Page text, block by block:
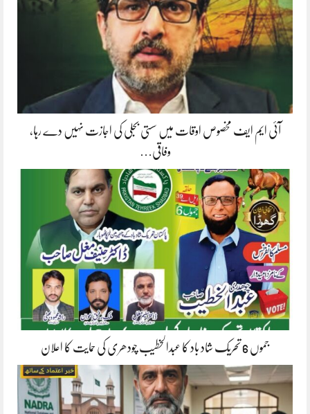
آئی ایم ایف مخصوص اوقات میں سستی بجلی کی اجازت نہیں دے رہا،
وفاقی…
جموں 6 تحریک شاد باد کا عبدالخطیب چودھری کی حمایت کا اعلان